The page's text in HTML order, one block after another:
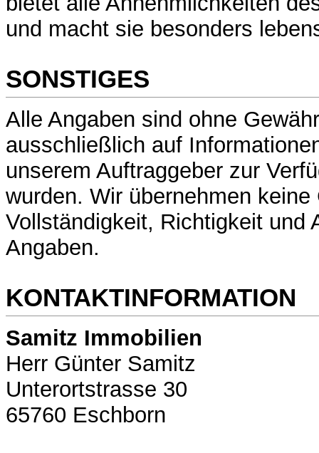
und macht sie besonders
SONSTIGES
Alle Angaben sind ohne
ausschließlich auf
unserem Auftraggeber zur
wurden. Wir übernehmen keine
Vollständigkeit, Richtigkeit und
Angaben.
KONTAKTINFORMATION
Samitz Immobilien
Herr Günter Samitz
Unterortstrasse 30
65760 Eschborn